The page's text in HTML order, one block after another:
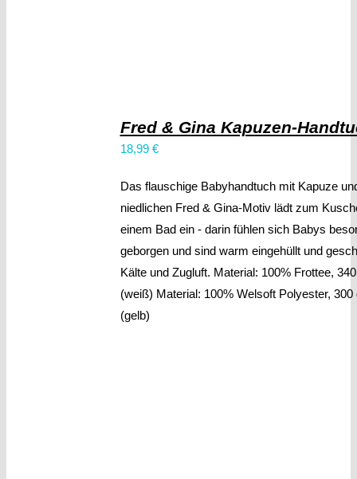
Fred & Gina Kapuzen-
18,99 €
Das flauschige Babyhandtuch mit Kapuze
niedlichen Fred & Gina-Motiv lädt zum
einem Bad ein - darin fühlen sich Babys
geborgen und sind warm eingehüllt und
Kälte und Zugluft. Material: 100% Frottee,
(weiß) Material: 100% Welsoft Polyester, 300
(gelb)